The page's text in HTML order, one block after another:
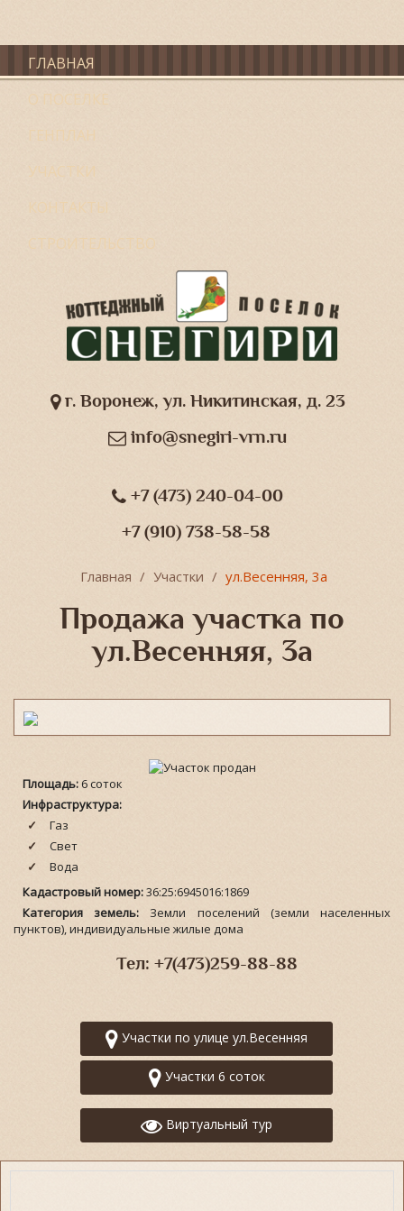
ГЛАВНАЯ
О ПОСЕЛКЕ
ГЕНПЛАН
УЧАСТКИ
КОНТАКТЫ
СТРОИТЕЛЬСТВО
г. Воронеж, ул. Никитинская, д. 23
info@snegiri-vrn.ru
+7 (473) 240-04-00
+7 (910) 738-58-58
Главная Участки ул.Весенняя, 3а
Продажа участка по
ул.Весенняя, 3а
Площадь:6 соток
Инфраструктура:
Газ
Свет
Вода
Кадастровый номер:36:25:6945016:1869
Категория земель: Земли поселений (земли населенных
пунктов), индивидуальные жилые дома
Тел: +7(473)259-88-88
Участки по улице ул.Весенняя
Участки 6 соток
Виртуальный тур